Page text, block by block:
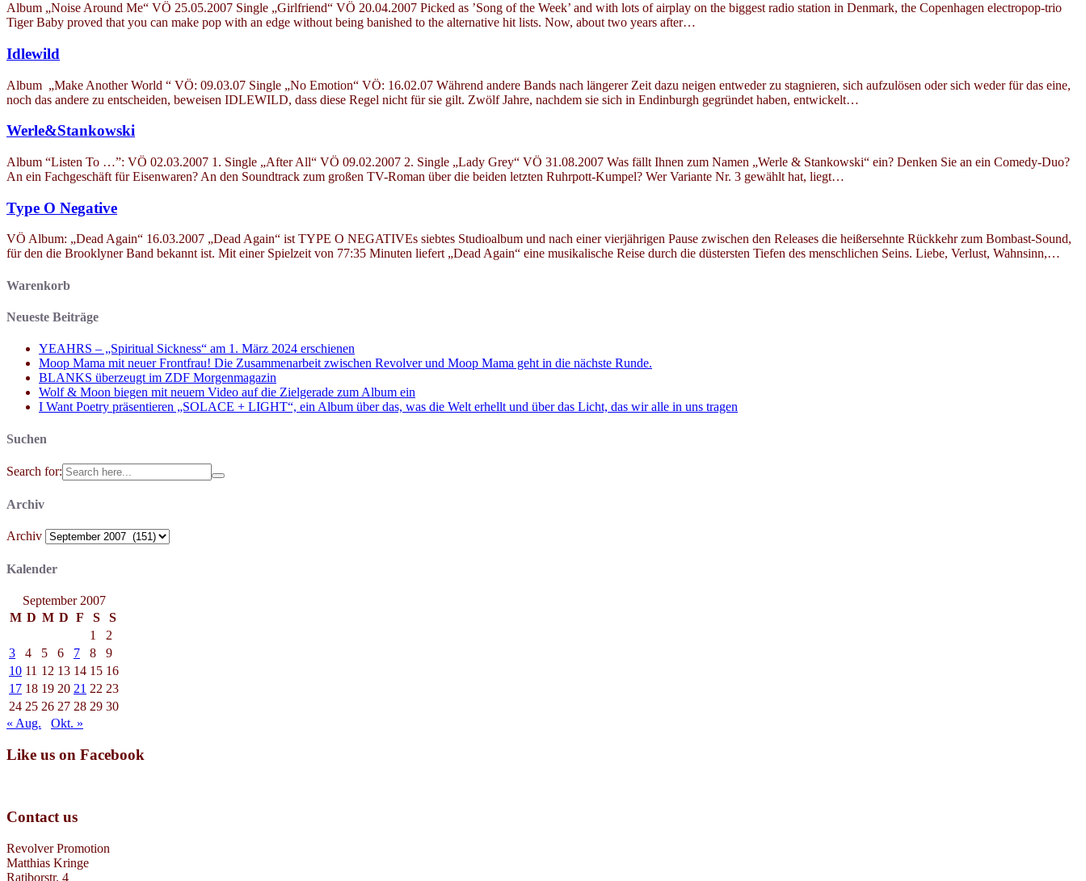
Album „Noise Around Me“ VÖ 25.05.2007 Single „Girlfriend“ VÖ 20.04.2007 Picked as ’Song of the Week’ and with lots of airplay on the biggest radio station in Denmark, the Copenhagen electropop-trio
Tiger Baby proved that you can make pop with an edge without being banished to the alternative hit lists. Now, about two years after…
Idlewild
Album „Make Another World “ VÖ: 09.03.07 Single „No Emotion“ VÖ: 16.02.07 Während andere Bands nach längerer Zeit dazu neigen entweder zu stagnieren, sich aufzulösen oder sich weder für das eine,
noch das andere zu entscheiden, beweisen IDLEWILD, dass diese Regel nicht für sie gilt. Zwölf Jahre, nachdem sie sich in Endinburgh gegründet haben, entwickelt…
Werle&Stankowski
Album “Listen To …”: VÖ 02.03.2007 1. Single „After All“ VÖ 09.02.2007 2. Single „Lady Grey“ VÖ 31.08.2007 Was fällt Ihnen zum Namen „Werle & Stankowski“ ein? Denken Sie an ein Comedy-Duo?
An ein Fachgeschäft für Eisenwaren? An den Soundtrack zum großen TV-Roman über die beiden letzten Ruhrpott-Kumpel? Wer Variante Nr. 3 gewählt hat, liegt…
Type O Negative
VÖ Album: „Dead Again“ 16.03.2007 „Dead Again“ ist TYPE O NEGATIVEs siebtes Studioalbum und nach einer vierjährigen Pause zwischen den Releases die heißersehnte Rückkehr zum Bombast-Sound,
für den die Brooklyner Band bekannt ist. Mit einer Spielzeit von 77:35 Minuten liefert „Dead Again“ eine musikalische Reise durch die düstersten Tiefen des menschlichen Seins. Liebe, Verlust, Wahnsinn,…
Warenkorb
Neueste Beiträge
YEAHRS – „Spiritual Sickness“ am 1. März 2024 erschienen
Moop Mama mit neuer Frontfrau! Die Zusammenarbeit zwischen Revolver und Moop Mama geht in die nächste Runde.
BLANKS überzeugt im ZDF Morgenmagazin
Wolf & Moon biegen mit neuem Video auf die Zielgerade zum Album ein
I Want Poetry präsentieren „SOLACE + LIGHT“, ein Album über das, was die Welt erhellt und über das Licht, das wir alle in uns tragen
Suchen
Search for:
Archiv
Archiv
Kalender
September 2007
M D M D F S
S
1
2
3
4 5 6 7 8
9
10 11 12 13 14 15 16
17 18 19 20 21 22 23
24 25 26 27 28 29 30
« Aug.
Okt. »
Like us on Facebook
Contact us
Revolver Promotion
Matthias Kringe
Ratiborstr. 4